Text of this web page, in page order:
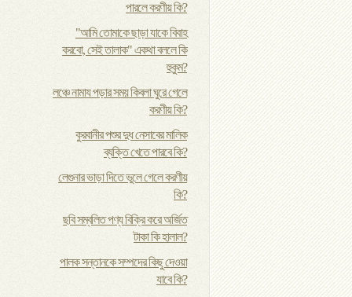
পারলে করণীয় কি?
"আমি তোমাকে ছাড়া যাকে বিবাহ
করবো, সেই তালাক" একথা বললে কি
হুকুম?
লঞ্চে নামায পড়ার সময় কিবলা ঘুরে গেলে
করণীয় কি?
কুরবানীর পশুর দুধ নেসাবের মালিক
ব্যক্তি খেতে পারবে কি?
লেগুনার ভাড়া দিতে ভুলে গেলে করণীয়
কি?
ছবি সম্বলিত পণ্য বিক্রি করে অর্জিত
টাকা কি হালাল?
পালক সন্তানকে সম্পদের কিছু দেওয়া
যাবে কি?